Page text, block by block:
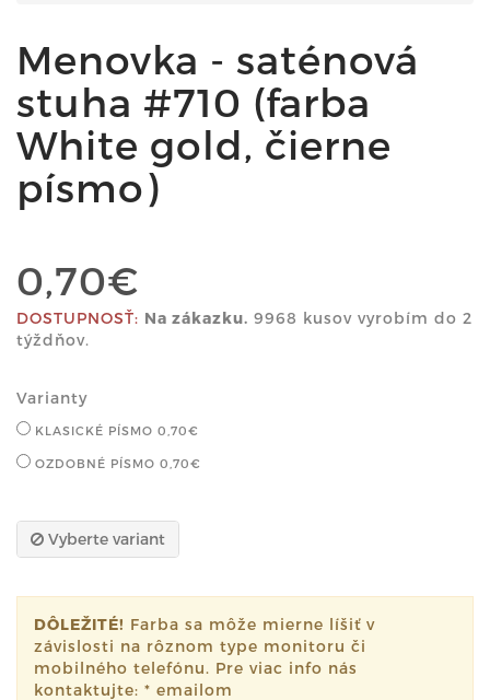
Menovka - saténová
stuha #710 (farba
White gold, čierne
písmo)
0,70€
DOSTUPNOSŤ: Na zákazku. 9968 kusov vyrobím do 2
týždňov.
Varianty
KLASICKÉ PÍSMO 0,70€
OZDOBNÉ PÍSMO 0,70€
Vyberte variant
DÔLEŽITÉ! Farba sa môže mierne líšiť v
závislosti na rôznom type monitoru či
mobilného telefónu. Pre viac info nás
kontaktujte: * emailom